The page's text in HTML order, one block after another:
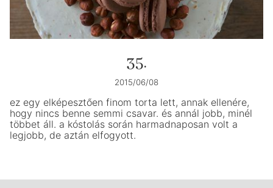
35.
2015/06/08
ez egy elképesztően finom torta lett, annak ellenére,
hogy nincs benne semmi csavar. és annál jobb, minél
többet áll. a kóstolás során harmadnaposan volt a
legjobb, de aztán elfogyott.